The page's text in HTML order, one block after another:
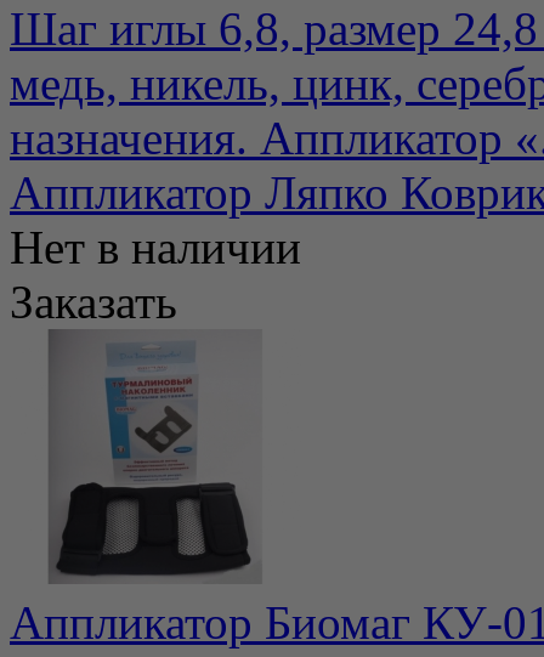
Шаг иглы 6,8, размер
медь, никель, цинк,
назначения. Аппликатор
Аппликатор Ляпко
Нет в наличии
Заказать
Аппликатор Биомаг КУ-